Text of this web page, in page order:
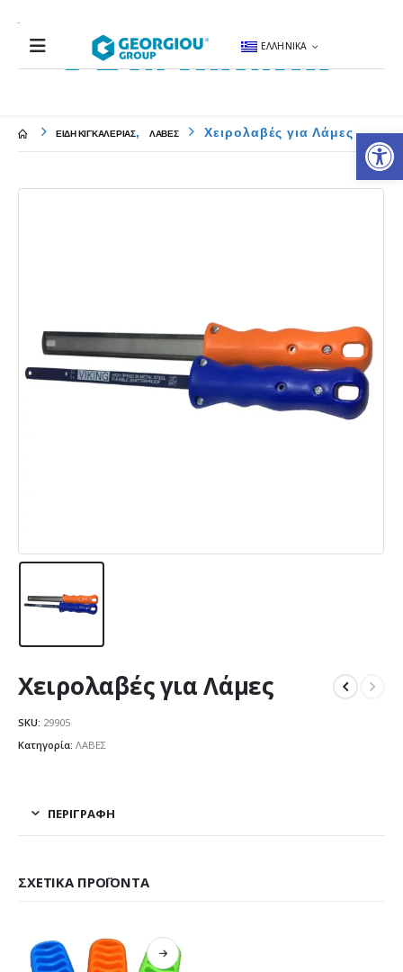
ΕΛΛΗΝΙΚΆ
ΕΙΔΗ ΚΙΓΚΑΛΕΡΙΑΣ, ΛΑΒΕΣ Χειρολαβές για Λάμες
Χειρολαβές για Λάμες
SKU: 29905
Κατηγορία: ΛΑΒΕΣ
ΠΕΡΙΓΡΑΦΉ
ΣΧΕΤΙΚΆ ΠΡΟΪΌΝΤΑ